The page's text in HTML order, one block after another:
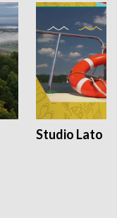
Studio Lato